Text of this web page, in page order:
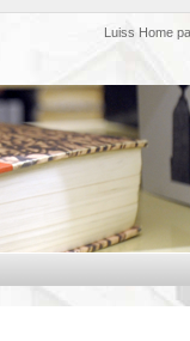
Luiss Home